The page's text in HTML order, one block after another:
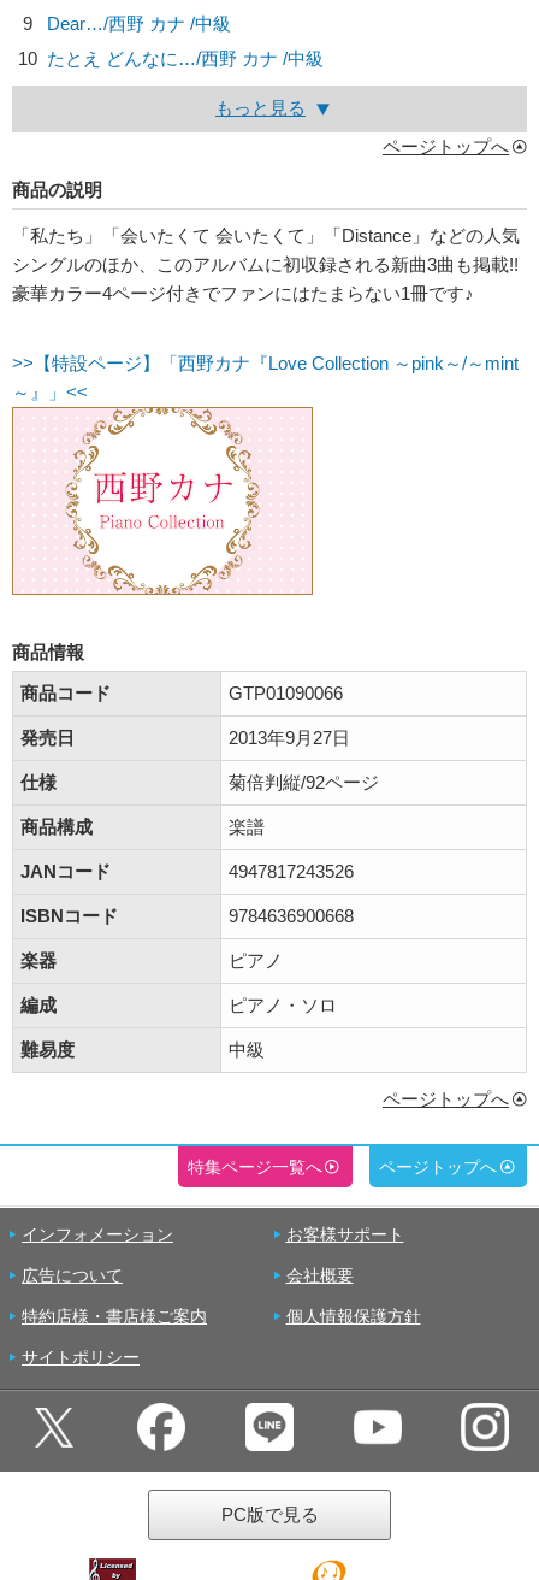
9
Dear…/西野 カナ /中級
10 たとえ どんなに…/西野 カナ /中級
もっと見る
ページトップへ
商品の説明
「私たち」「会いたくて 会いたくて」「Distance」などの人気
シングルのほか、このアルバムに初収録される新曲3曲も掲載!!
豪華カラー4ページ付きでファンにはたまらない1冊です♪
>>【特設ページ】「西野カナ『Love Collection ～pink～/～mint
～』」<<
商品情報
商品コード
GTP01090066
発売日 2013年9月27日
仕様 菊倍判縦/92ページ
商品構成 楽譜
JANコード 4947817243526
ISBNコード 9784636900668
楽器 ピアノ
編成 ピアノ・ソロ
難易度 中級
ページトップへ
特集ページ一覧へ ページトップへ
インフォメーション お客様サポート
広告について 会社概要
特約店様・書店様ご案内 個人情報保護方針
サイトポリシー
PC版で見る